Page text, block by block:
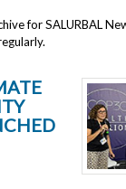
for SALURBAL